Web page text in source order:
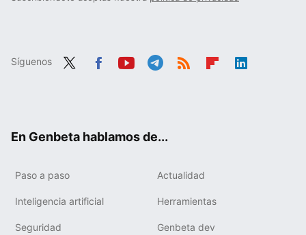
Síguenos
En Genbeta hablamos de...
Paso a paso Actualidad
Inteligencia artificial Herramientas
Seguridad Genbeta dev